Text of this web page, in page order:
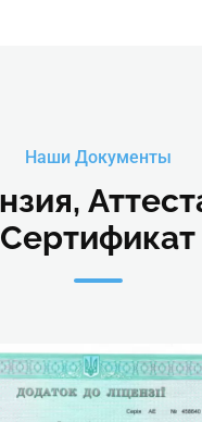
Наши Документы
Сертификат